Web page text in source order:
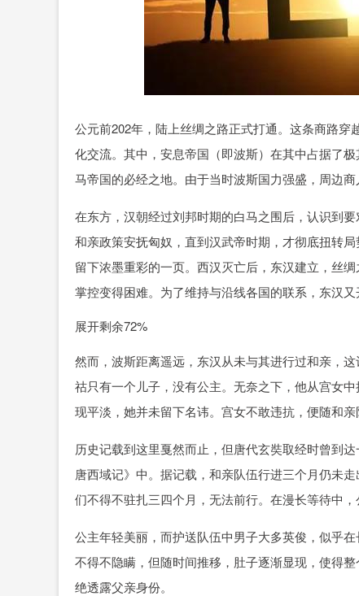
公元前202年，陆上丝绸之路正式打通。这条商路
化交流。其中，安息帝国（即波斯）在其中占据了
马帝国的必经之地。由于当时波斯国力强盛，周边
在东方，汉朝经过刘邦时期的白马之围后，认识到
和亲政策安抚匈奴，直到汉武帝时期，才彻底扭转
留下浓墨重彩的一页。西汉灭亡后，东汉建立，丝
掌控变得困难。为了维持与沿线各国的联系，东汉
展开剩余72%
然而，波斯距离遥远，东汉从未与其进行过和亲，
祜只有一个儿子，没有公主。无奈之下，他从宫女
现平淡，她并未留下名讳。宫女不敢违抗，便随和亲
历史记载到这里戛然而止，但唐代玄奘取经时曾到
唐西域记》中。据记载，和亲队伍行进三个月仍未
们不得不驻扎三四个月，无法前行。在漫长等待中，
公主年轻美丽，而护送队伍中男子大多英俊，似乎
不得不隐瞒，但随时间推移，肚子逐渐显现，使得
绝透露父亲身份。